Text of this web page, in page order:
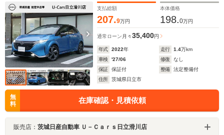
シート/
支払総額
207.9万円
本体価格
198.0万円
通常ローン 月々35,400円
年式 2022年 走行 1.4万km
車検
'27/06 修復
なし
保証
保証付 整備
法定整備付
住所
茨城県日立市
無
料
在庫確認・見積依頼
販売店： 茨城日産自動車 Ｕ－Ｃａｒｓ日立滑川店